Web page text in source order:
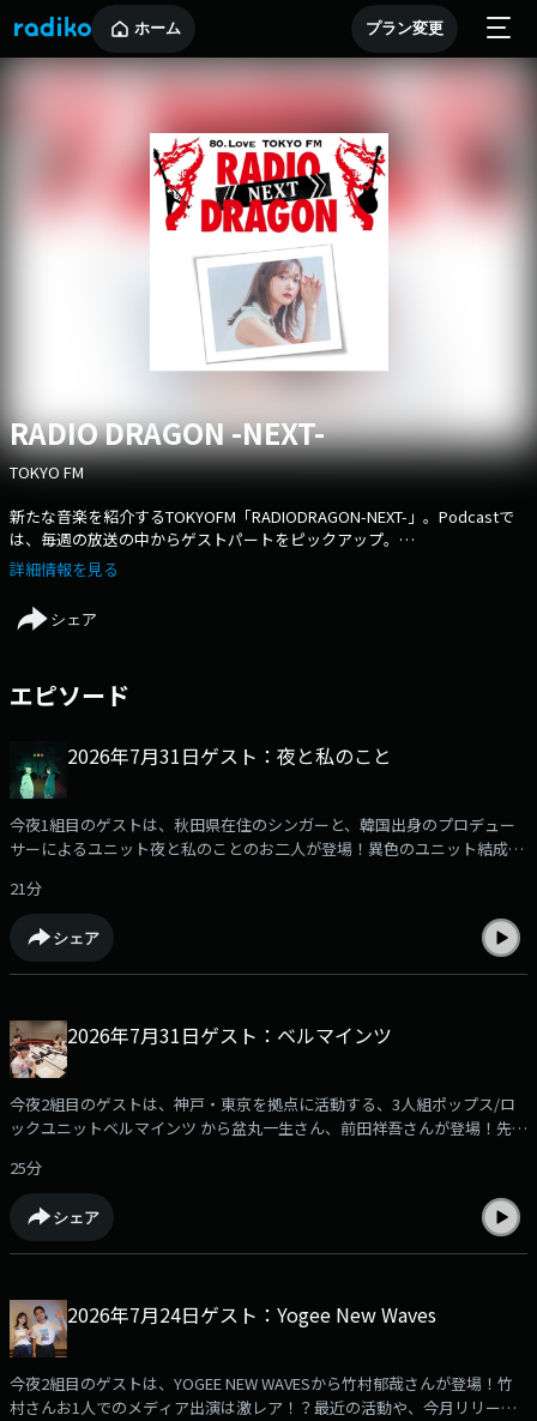
ホーム プラン変更
RADIO DRAGON -NEXT-
TOKYO FM
新たな音楽を紹介するTOKYOFM「RADIODRAGON-NEXT-」。Podcastで
は、毎週の放送の中からゲストパートをピックアップ。
https://www.tfm.co.jp/dragon/https://twitter.com/
菅野結以
詳細情報を見る
シェア
エピソード
2026年7月31日ゲスト：夜と私のこと
今夜1組目のゲストは、秋田県在住のシンガーと、韓国出身のプロデュー
サーによるユニット夜と私のことのお二人が登場！異色のユニット結成秘
ださい！
21分
シェア
2026年7月31日ゲスト：ベルマインツ
今夜2組目のゲストは、神戸・東京を拠点に活動する、3人組ポップス/ロ
ックユニットベルマインツ から盆丸一生さん、前田祥吾さんが登場！先月
ださい！
25分
シェア
2026年7月24日ゲスト：Yogee New Waves
今夜2組目のゲストは、YOGEE NEW WAVESから竹村郁哉さんが登場！竹
村さんお1人でのメディア出演は激レア！？最近の活動や、今月リリース